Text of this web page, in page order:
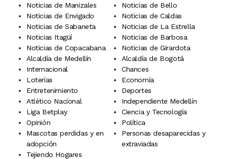
Noticias de Manizales
Noticias de Bello
Noticias de Envigado
Noticias de Caldas
Noticias de Sabaneta
Noticias de La Estrella
Noticias Itagüí
Noticias de Barbosa
Noticias de Copacabana
Noticias de Girardota
Alcaldía de Medellín
Alcaldía de Bogotá
Internacional
Chances
Loterías
Economía
Entretenimiento
Deportes
Atlético Nacional
Independiente Medellín
Liga Betplay
Ciencia y Tecnología
Opinión
Política
Mascotas perdidas y en
adopción
Personas desaparecidas y
extraviadas
Tejiendo Hogares